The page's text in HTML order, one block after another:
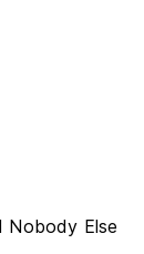
Nobody Else